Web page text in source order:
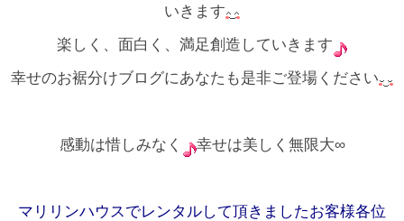
いきます
楽しく、面白く、満足創造していきます
幸せのお裾分けブログにあなたも是非ご登場ください
感動は惜しみなく 幸せは美しく無限大∞
マリリンハウスでレンタルして頂きましたお客様各位